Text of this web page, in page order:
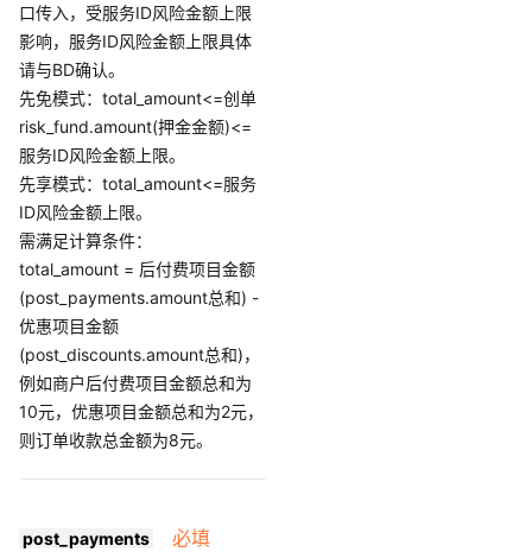
口传入，受服务ID风险金额上限
影响，服务ID风险金额上限具体
请与BD确认。
先免模式：total_amount<=创单
risk_fund.amount(押金金额)<=
服务ID风险金额上限。
先享模式：total_amount<=服务
ID风险金额上限。
需满足计算条件：
total_amount = 后付费项目金额
(post_payments.amount总和) -
优惠项目金额
(post_discounts.amount总和)，
例如商户后付费项目金额总和为
10元，优惠项目金额总和为2元，
则订单收款总金额为8元。
post_payments
必填